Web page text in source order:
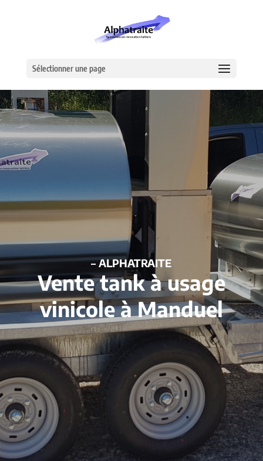
Sélectionner une page
– ALPHATRAITE
Vente tank à usage
vinicole à Manduel